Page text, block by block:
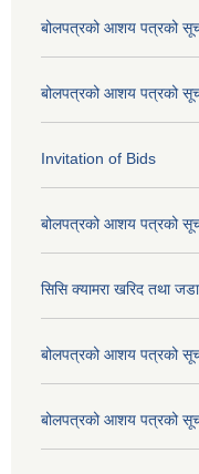
बोलपत्रको आशय पत्रको
बोलपत्रको आशय पत्रको
Invitation of Bids
बोलपत्रको आशय पत्रको
सिसि क्यामरा खरिद तथा
बोलपत्रको आशय पत्रको
बोलपत्रको आशय पत्रको